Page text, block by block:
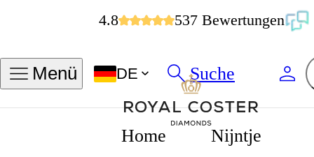
4.8 537 Bewertungen
Menü DE Suche
Home Nijntje